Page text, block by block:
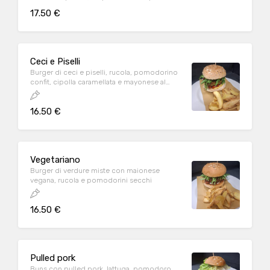
17.50 €
Ceci e Piselli
Burger di ceci e piselli, rucola, pomodorino
confit, cipolla caramellata e mayonese al
curry
16.50 €
Vegetariano
Burger di verdure miste con maionese
vegana, rucola e pomodorini secchi
16.50 €
Pulled pork